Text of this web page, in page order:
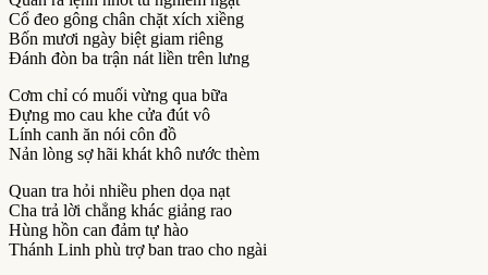
Cổ đeo gông chân chặt xích xiềng
Bốn mươi ngày biệt giam riêng
Ðánh đòn ba trận nát liền trên lưng
Cơm chỉ có muối vừng qua bữa
Ðựng mo cau khe cửa đút vô
Lính canh ăn nói côn đồ
Nản lòng sợ hãi khát khô nước thèm
Quan tra hỏi nhiều phen dọa nạt
Cha trả lời chẳng khác giảng rao
Hùng hồn can đảm tự hào
Thánh Linh phù trợ ban trao cho ngài